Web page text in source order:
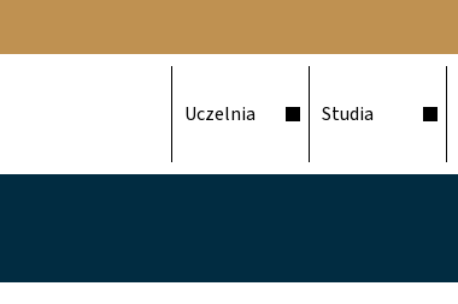
Uczelnia Studia